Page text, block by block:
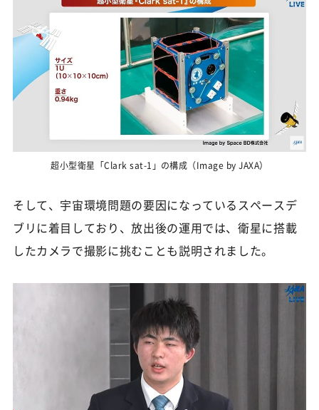
超小型衛星「Clark sat-1」の構成（Image by JAXA）
そして、宇宙環境問題の要因になっているスペースデ
ブリに着目しており、放出後の運用では、衛星に搭載
したカメラで撮影に挑むことも説明されました。